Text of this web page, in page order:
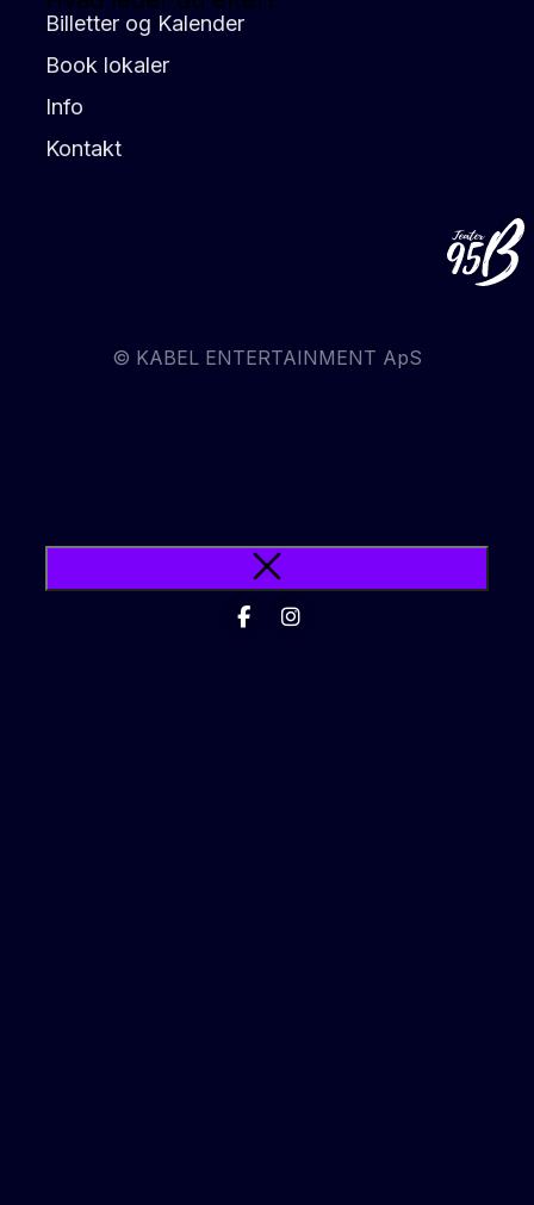
Billetter og Kalender
Book lokaler
Info
Kontakt
© KABEL ENTERTAINMENT ApS